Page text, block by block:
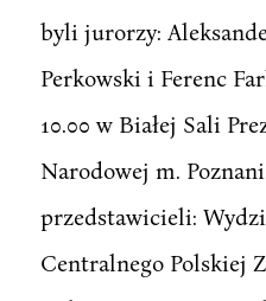
byli jurorzy:
Perkowski i Ferenc
10.00 w Białej Sali
Narodowej m.
przedstawicieli:
Centralnego Polskiej